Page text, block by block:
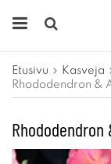
Etusivu Kasveja
Rhododendron &
Rhododendron